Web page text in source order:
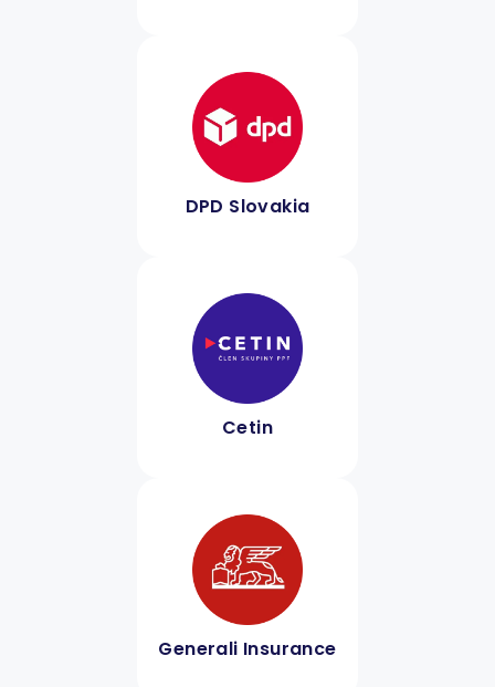
DPD Slovakia
Cetin
Generali Insurance